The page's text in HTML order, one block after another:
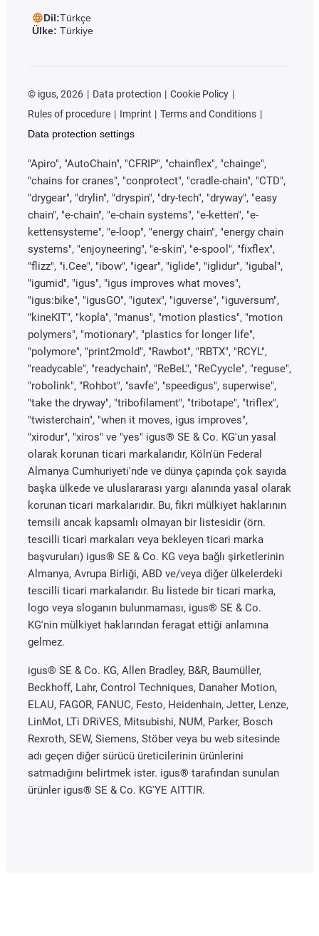
Dil:Türkçe
Ülke: Türkiye
© igus, 2026 Data protection
Cookie Policy
Rules of procedure
Imprint
Terms and Conditions
Data protection settings
"Apiro", "AutoChain", "CFRIP", "chainflex", "chainge",
"chains for cranes", "conprotect", "cradle-chain", "CTD",
"drygear", "drylin", "dryspin", "dry-tech", "dryway", "easy
chain", "e-chain", "e-chain systems", "e-ketten", "e-
kettensysteme", "e-loop", "energy chain", "energy chain
systems", "enjoyneering", "e-skin", "e-spool", "fixflex",
"flizz", "i.Cee", "ibow", "igear", "iglide", "iglidur", "igubal",
"igumid", "igus", "igus improves what moves",
"igus:bike", "igusGO", "igutex", "iguverse", "iguversum",
"kineKIT", "kopla", "manus", "motion plastics", "motion
polymers", "motionary", "plastics for longer life",
"polymore", "print2mold", "Rawbot", "RBTX", "RCYL",
"readycable", "readychain", "ReBeL", "ReCyycle", "reguse",
"robolink", "Rohbot", "savfe", "speedigus", superwise",
"take the dryway", "tribofilament", "tribotape", "triflex",
"twisterchain", "when it moves, igus improves",
"xirodur", "xiros" ve "yes" igus® SE & Co. KG'un yasal
olarak korunan ticari markalarıdır, Köln'ün Federal
Almanya Cumhuriyeti'nde ve dünya çapında çok sayıda
başka ülkede ve uluslararası yargı alanında yasal olarak
korunan ticari markalarıdır. Bu, fikri mülkiyet haklarının
temsili ancak kapsamlı olmayan bir listesidir (örn.
tescilli ticari markaları veya bekleyen ticari marka
başvuruları) igus® SE & Co. KG veya bağlı şirketlerinin
Almanya, Avrupa Birliği, ABD ve/veya diğer ülkelerdeki
tescilli ticari markalarıdır. Bu listede bir ticari marka,
logo veya sloganın bulunmaması, igus® SE & Co.
KG'nin mülkiyet haklarından feragat ettiği anlamına
gelmez.
igus® SE & Co. KG, Allen Bradley, B&R, Baumüller,
Beckhoff, Lahr, Control Techniques, Danaher Motion,
ELAU, FAGOR, FANUC, Festo, Heidenhain, Jetter, Lenze,
LinMot, LTi DRiVES, Mitsubishi, NUM, Parker, Bosch
Rexroth, SEW, Siemens, Stöber veya bu web sitesinde
adı geçen diğer sürücü üreticilerinin ürünlerini
satmadığını belirtmek ister. igus® tarafından sunulan
ürünler igus® SE & Co. KG'YE AITTIR.